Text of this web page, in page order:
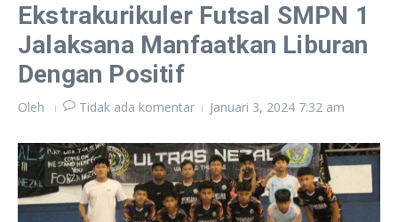
Ekstrakurikuler Futsal SMPN 1
Jalaksana Manfaatkan Liburan
Dengan Positif
Oleh Tidak ada komentar Januari 3, 2024 7:32 am